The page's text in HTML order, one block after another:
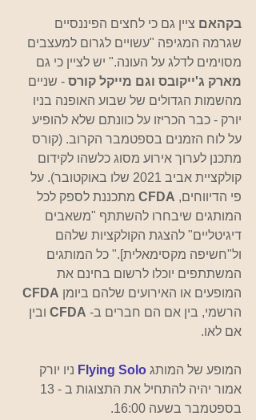
בקהאם ציין גם כי לחצים הפיננסיים
שגרמה המגיפה "עשויים לגרום למעצבים
מסוימים לדלג על העונה." יש לציין כי גם
מארק ג'ייקובס וגם מייקל קורס - שניים
מהשמות הגדולים של שבוע האופנה בניו
יורק - כבר הכריזו על כוונתם שלא להופיע
על לוח הזמנים בספטמבר הקרוב. (קורס
מתכנן לערוך אירוע מסוג כלשהו לקידום
קולקציית אביב 2021 שלו באוקטובר). על
פי הדיווחים, CFDA מתכננת לספק לכל
המותגים שיבחרו להשתתף "משאבים
דיגיטליים" להצגת הקולקציות שלהם
ול"חשיפה מקסימאלית]." כל המותגים
המשתתפים יוכלו לרשום בחינם את
המופעים או האירועים שלהם ביומן CFDA
הרשמי, בין אם הם חברים ב- CFDA ובין
אם לאו.
המופע של המותג Flying Solo ניו יורק
בספטמבר בשעה 16:00.